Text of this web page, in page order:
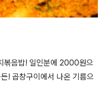
볶음밥! 일인분에 2000원으
! 곱창구이에서 나온 기름으